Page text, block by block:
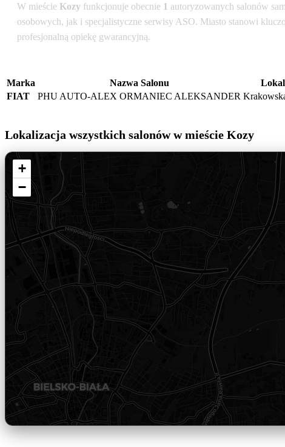
W mieście Kozy funkcjonuje obecnie 1 autoryzowanych salonów
osobowych, jak i specjalistyczne serwisy ASO. Miasto stanowi
profesjonalną opiekę gwarancyjną.
Marka Nazwa Salonu
FIAT
PHU AUTO-ALEX ORMANIEC ALEKSANDER
Lokalizacja wszystkich salonów w mieście Kozy
+
−